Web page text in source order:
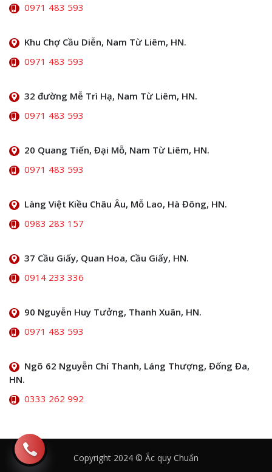
0971 483 593
Khu Chợ Cầu Diễn, Nam Từ Liêm, HN.
0971 483 593
32 đường Mễ Trì Hạ, Nam Từ Liêm, HN.
0971 483 593
20 Quang Tiến, Đại Mỗ, Nam Từ Liêm, HN.
0971 483 593
Làng Việt Kiều Châu Âu, Mỗ Lao, Hà Đông, HN.
0983 283 157
37 Cầu Giấy, Quan Hoa, Cầu Giấy, HN.
0914 233 336
90 Nguyễn Huy Tưởng, Thanh Xuân, HN.
0971 483 593
Ngõ 62 Nguyễn Chí Thanh, Láng Thượng, Đống Đa,
HN.
0333 262 992
Copyright 2024 © Ắc quy Chuẩn